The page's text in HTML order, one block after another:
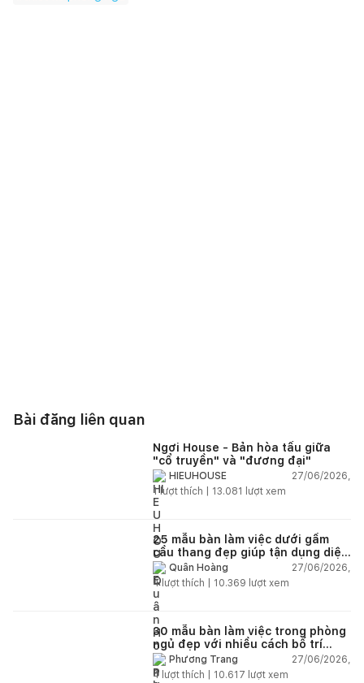
Bài đăng liên quan
Ngơi House - Bản hòa tấu giữa
"cổ truyền" và "đương đại"
HIEUHOUSE
27/06/2026,
1lượt thích | 13.081 lượt xem
25 mẫu bàn làm việc dưới gầm
cầu thang đẹp giúp tận dụng diện
tích tưởng chừng bị bỏ quên
Quân Hoàng
27/06/2026,
4lượt thích | 10.369 lượt xem
30 mẫu bàn làm việc trong phòng
ngủ đẹp với nhiều cách bố trí
thông minh cho mọi diện tích
Phương Trang
27/06/2026,
4 lượt thích | 10.617 lượt xem